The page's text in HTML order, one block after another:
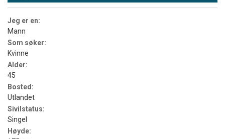
Jeg er en:
Mann
Som søker:
Kvinne
Alder:
45
Bosted:
Utlandet
Sivilstatus:
Singel
Høyde: